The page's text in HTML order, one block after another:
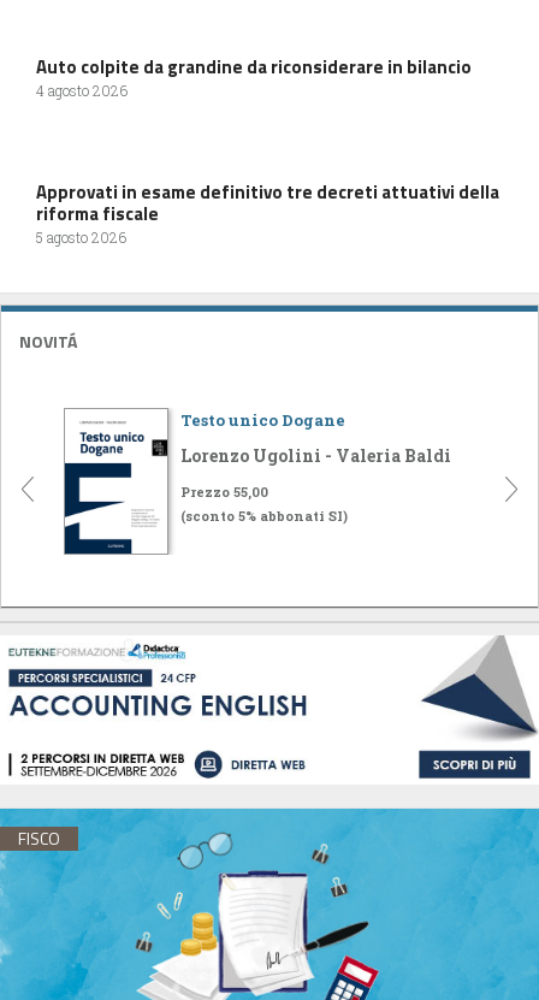
Auto colpite da grandine da riconsiderare in bilancio
4 agosto 2026
Approvati in esame definitivo tre decreti attuativi della
riforma fiscale
5 agosto 2026
NOVITÁ
Testo unico Dogane
Lorenzo Ugolini - Valeria Baldi
Prezzo 55,00
(sconto 5% abbonati SI)
FISCO